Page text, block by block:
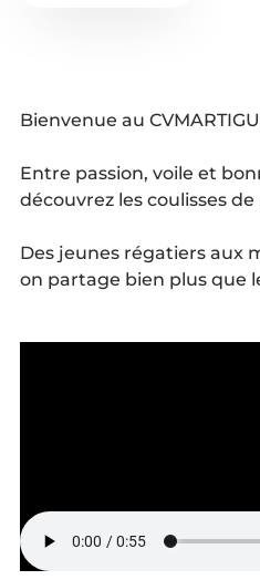
Bienvenue au
Entre passion, voile et
découvrez les coulisses
Des jeunes régatiers aux
on partage bien plus que